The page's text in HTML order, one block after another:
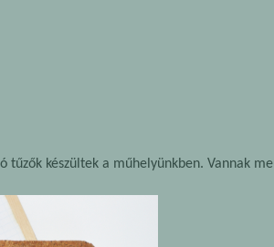
készültek a műhelyünkben. Vannak